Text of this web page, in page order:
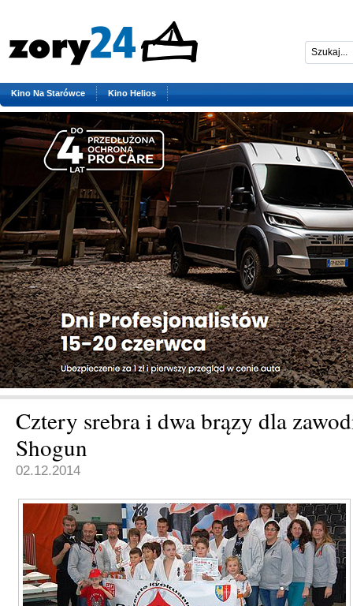
Kino Na Starówce Kino Helios
Cztery srebra i dwa brązy dla
Shogun
02.12.2014